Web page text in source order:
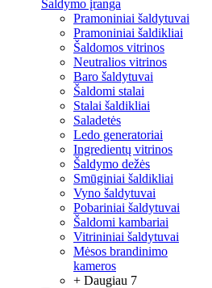
Šaldymo įranga
Pramoniniai šaldytuvai
Pramoniniai šaldikliai
Šaldomos vitrinos
Neutralios vitrinos
Baro šaldytuvai
Šaldomi stalai
Stalai šaldikliai
Saladetės
Ledo generatoriai
Ingredientų vitrinos
Šaldymo dežės
Smūginiai šaldikliai
Vyno šaldytuvai
Pobariniai šaldytuvai
Šaldomi kambariai
Vitrininiai šaldytuvai
Mėsos brandinimo
kameros
+ Daugiau 7